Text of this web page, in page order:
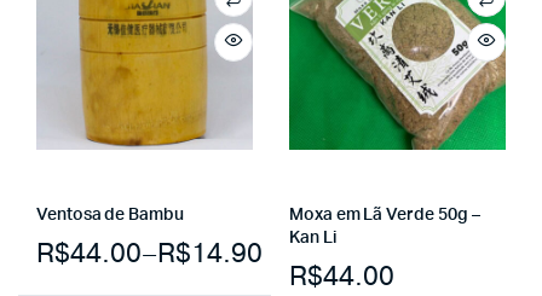
Ventosa de Bambu
R$14.90
–
R$44.00
Moxa em Lã Verde 50g –
Kan Li
R$44.00